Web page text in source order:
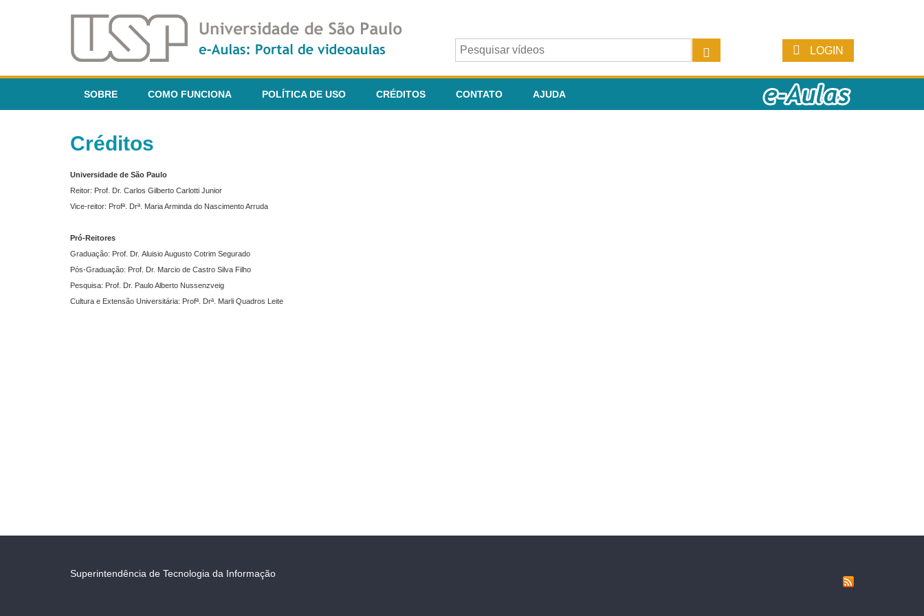
LOGIN
SOBRE COMO FUNCIONA POLÍTICA DE USO CRÉDITOS CONTATO AJUDA
Créditos
Universidade de São Paulo
Reitor: Prof. Dr. Carlos Gilberto Carlotti Junior
Vice-reitor: Profª. Drª. Maria Arminda do Nascimento Arruda
Pró-Reitores
Graduação: Prof. Dr. Aluisio Augusto Cotrim Segurado
Pós-Graduação: Prof. Dr. Marcio de Castro Silva Filho
Pesquisa: Prof. Dr. Paulo Alberto Nussenzveig
Cultura e Extensão Universitária: Profª. Drª. Marli Quadros Leite
Superintendência de Tecnologia da Informação